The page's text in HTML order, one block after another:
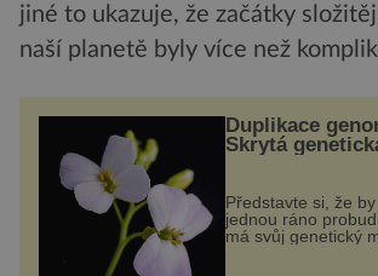
jiné to ukazuje, že začátky
naší planetě byly více než
Duplikace
Skrytá
Představte si, že
jednou ráno
má svůj genetický